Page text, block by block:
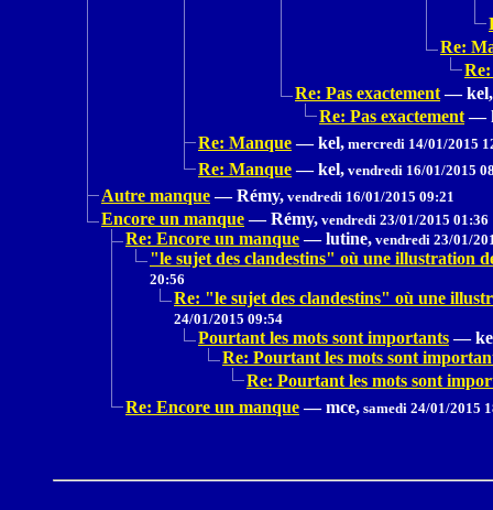
Re:
Re: Pas exactement — kel,
Re: Pas exactement —
Re: Manque — kel, mercredi 14/01/2015
Re: Manque — kel, vendredi 16/01/2015
Autre manque — Rémy, vendredi 16/01/2015 09:21
Encore un manque — Rémy, vendredi 23/01/2015 01:36
Re: Encore un manque — lutine, vendredi 23/01/
"le sujet des clandestins" où une illustration
20:56
Re: "le sujet des clandestins" où une
24/01/2015 09:54
Pourtant les mots sont importants —
Re: Pourtant les mots sont
Re: Pourtant les mots sont
Re: Encore un manque — mce, samedi 24/01/2015